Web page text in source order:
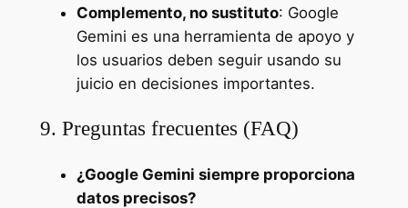
Complemento, no sustituto: Google
Gemini es una herramienta de apoyo y
los usuarios deben seguir usando su
juicio en decisiones importantes.
9. Preguntas frecuentes (FAQ)
¿Google Gemini siempre proporciona
datos precisos?